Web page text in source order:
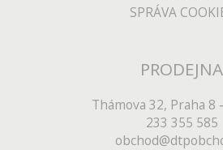
SPRÁVA
PRODEJNA
Thámova 32, Praha 8
233 355 585